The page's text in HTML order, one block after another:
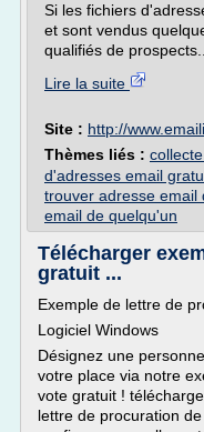
Si les fichiers
et sont vendus
qualifiés de prospects...
Lire la suite
Site : http://
Thèmes liés :
d'adresses email
trouver adresse email
email de quelqu'un
Télécharger
gratuit ...
Exemple de lettre de
Logiciel Windows
Désignez une
votre place via notre
vote gratuit !
lettre de procuration